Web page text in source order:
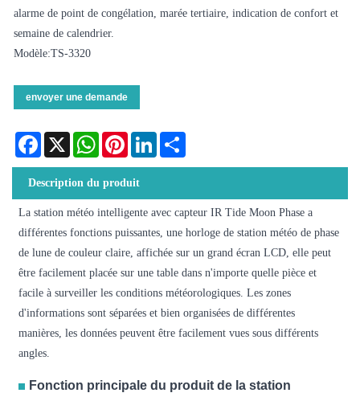
alarme de point de congélation, marée tertiaire, indication de confort et
semaine de calendrier.
Modèle:TS-3320
envoyer une demande
Facebook
X WhatsAppPinterestLinkedIn
Description du produit
La station météo intelligente avec capteur IR Tide Moon Phase a
différentes fonctions puissantes, une horloge de station météo de phase
de lune de couleur claire, affichée sur un grand écran LCD, elle peut
être facilement placée sur une table dans n'importe quelle pièce et
facile à surveiller les conditions météorologiques. Les zones
d'informations sont séparées et bien organisées de différentes
manières, les données peuvent être facilement vues sous différents
angles.
Fonction principale du produit de la station